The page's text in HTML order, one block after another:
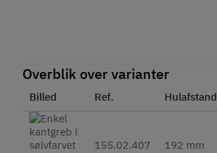
Overblik over varianter
Billed Ref. Hulafstand
155.02.407 192 mm